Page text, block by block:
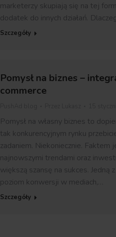
marketerzy skupiają się na tej
dodatek do innych działań.
Szczegóły
Pomysł na biznes –
commerce
Pomysł na własny biznes to
tak konkurencyjnym rynku
zadaniem. Niekoniecznie.
najnowszymi trendami oraz
większą szansę na sukces. Jedną
poziom konwersji w mediach,…
Szczegóły